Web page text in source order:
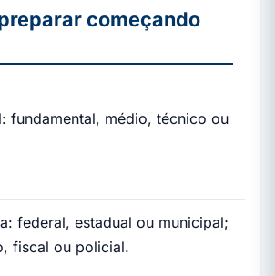
começando
fundamental, médio, técnico ou
federal, estadual ou municipal;
fiscal ou policial.